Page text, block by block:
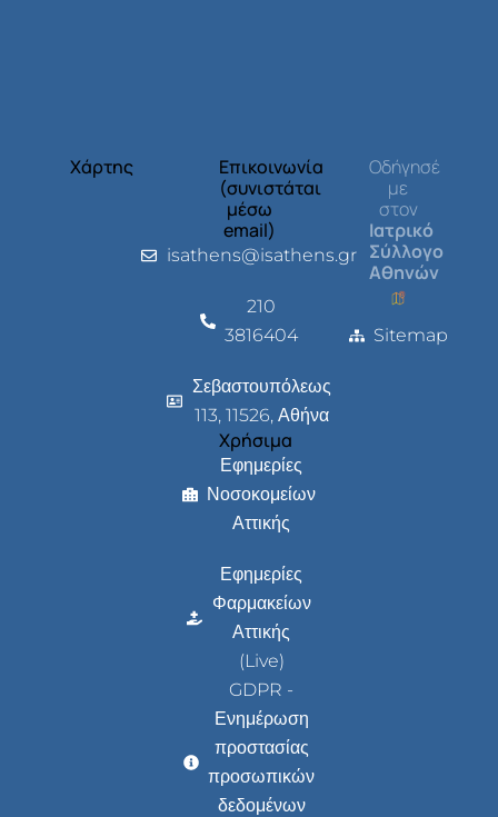
Χάρτης
Επικοινωνία
(συνιστάται
μέσω
email)
isathens@isathens.gr
210
3816404
Σεβαστουπόλεως
113, 11526, Αθήνα
Χρήσιμα
Εφημερίες
Νοσοκομείων
Αττικής
Εφημερίες
Φαρμακείων
Αττικής
(Live)
GDPR -
Ενημέρωση
προστασίας
προσωπικών
δεδομένων
Οδήγησέ
με
στον
Ιατρικό
Σύλλογο
Αθηνών
Sitemap